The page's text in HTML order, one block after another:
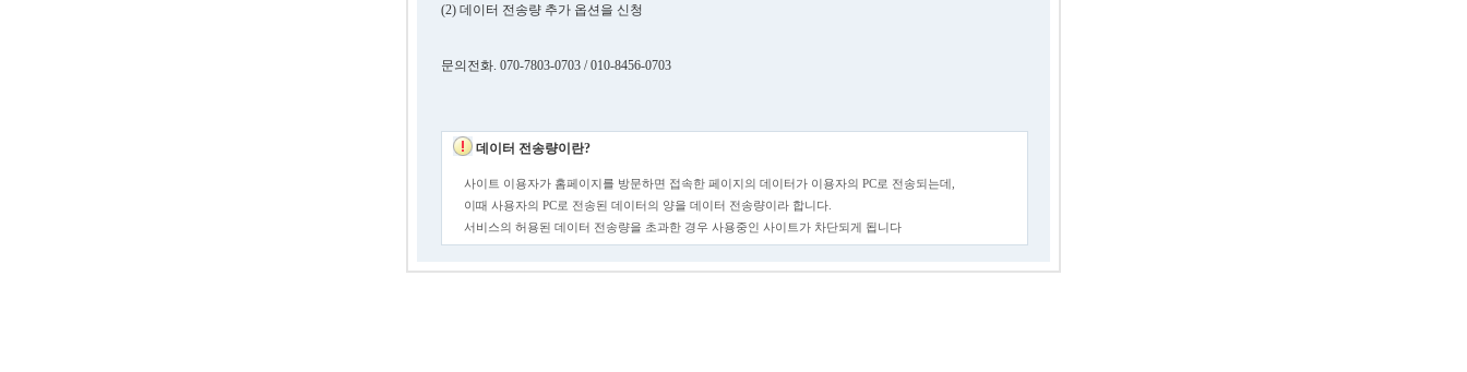
(2) 데이터 전송량 추가 옵션을 신청
문의전화. 070-7803-0703 / 010-8456-0703
데이터 전송량이란?
사이트 이용자가 홈페이지를 방문하면 접속한 페이지의 데이터가 이용자의 PC로 전송되는데,
이때 사용자의 PC로 전송된 데이터의 양을 데이터 전송량이라 합니다.
서비스의 허용된 데이터 전송량을 초과한 경우 사용중인 사이트가 차단되게 됩니다